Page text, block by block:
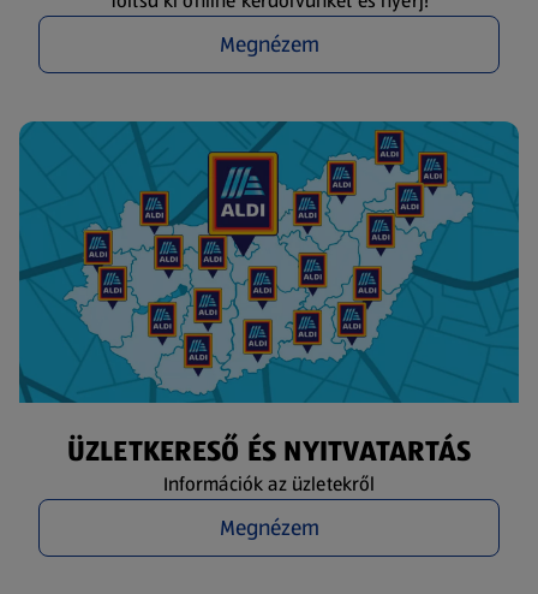
Megnézem
ÜZLETKERESŐ ÉS NYITVATARTÁS
Információk az üzletekről
Megnézem